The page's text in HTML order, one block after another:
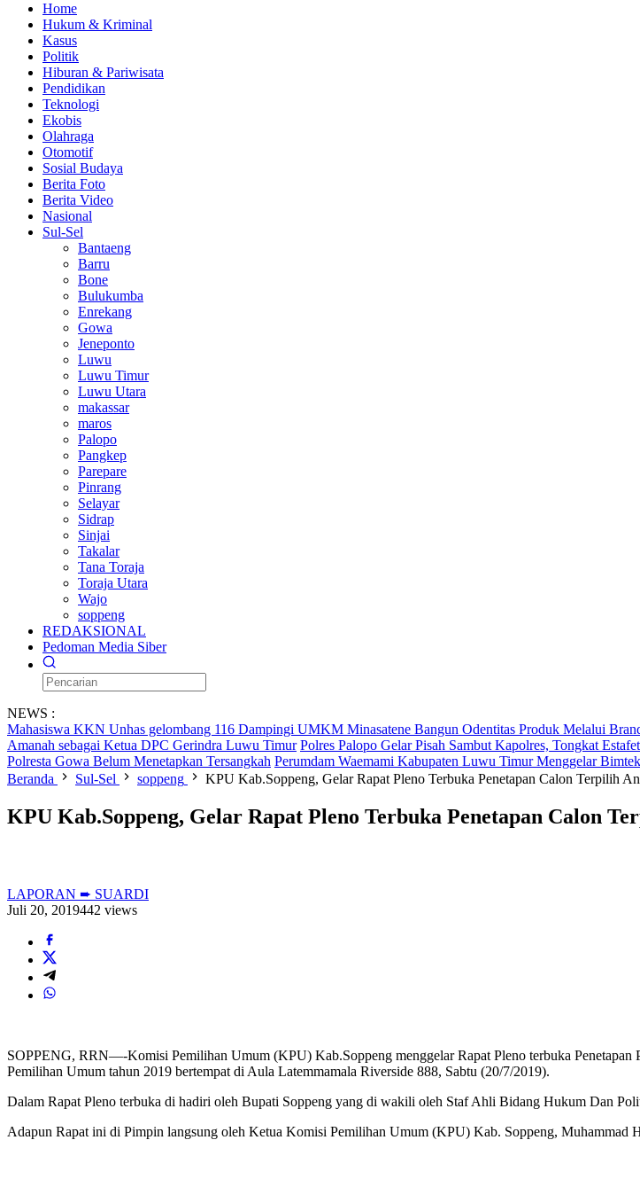
Home
Hukum & Kriminal
Kasus
Politik
Hiburan & Pariwisata
Pendidikan
Teknologi
Ekobis
Olahraga
Otomotif
Sosial Budaya
Berita Foto
Berita Video
Nasional
Sul-Sel
Bantaeng
Barru
Bone
Bulukumba
Enrekang
Gowa
Jeneponto
Luwu
Luwu Timur
Luwu Utara
makassar
maros
Palopo
Pangkep
Parepare
Pinrang
Selayar
Sidrap
Sinjai
Takalar
Tana Toraja
Toraja Utara
Wajo
soppeng
REDAKSIONAL
Pedoman Media Siber
NEWS :
Mahasiswa KKN Unhas gelombang 116 Dampingi UMKM Minasatene Bangun Odentitas Produk Melalui
Amanah sebagai Ketua DPC Gerindra Luwu Timur Polres Palopo Gelar Pisah Sambut Kapolres, Tongkat
Polresta Gowa Belum Menetapkan Tersangkah Perumdam Waemami Kabupaten Luwu Timur Menggelar
Beranda
Sul-Sel soppeng KPU Kab.Soppeng, Gelar Rapat Pleno Terbuka Penetapan Calon Terpilih
KPU Kab.Soppeng, Gelar Rapat Pleno Terbuka Penetapan Calon
LAPORAN ➨ SUARDI
Juli 20, 2019442 views
SOPPENG, RRN—-Komisi Pemilihan Umum (KPU) Kab.Soppeng menggelar Rapat Pleno terbuka
Pemilihan Umum tahun 2019 bertempat di Aula Latemmamala Riverside 888, Sabtu (20/7/2019).
Dalam Rapat Pleno terbuka di hadiri oleh Bupati Soppeng yang di wakili oleh Staf Ahli Bidang Hukum Dan
Adapun Rapat ini di Pimpin langsung oleh Ketua Komisi Pemilihan Umum (KPU) Kab. Soppeng, Muhammad